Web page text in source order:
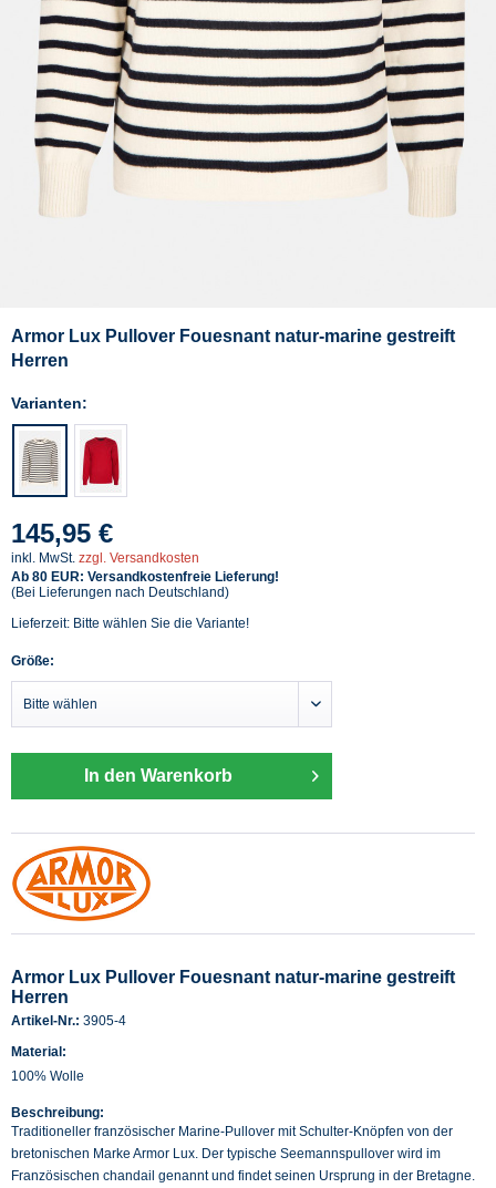
Armor Lux Pullover Fouesnant natur-marine gestreift
Herren
Varianten:
145,95 €
inkl. MwSt. zzgl. Versandkosten
Ab 80 EUR: Versandkostenfreie Lieferung!
(Bei Lieferungen nach Deutschland)
Lieferzeit: Bitte wählen Sie die Variante!
Größe:
In den Warenkorb
Armor Lux Pullover Fouesnant natur-marine gestreift
Herren
Artikel-Nr.: 3905-4
Material:
100% Wolle
Beschreibung:
Traditioneller französischer Marine-Pullover mit Schulter-Knöpfen von der
bretonischen Marke Armor Lux. Der typische Seemannspullover wird im
Französischen chandail genannt und findet seinen Ursprung in der Bretagne.